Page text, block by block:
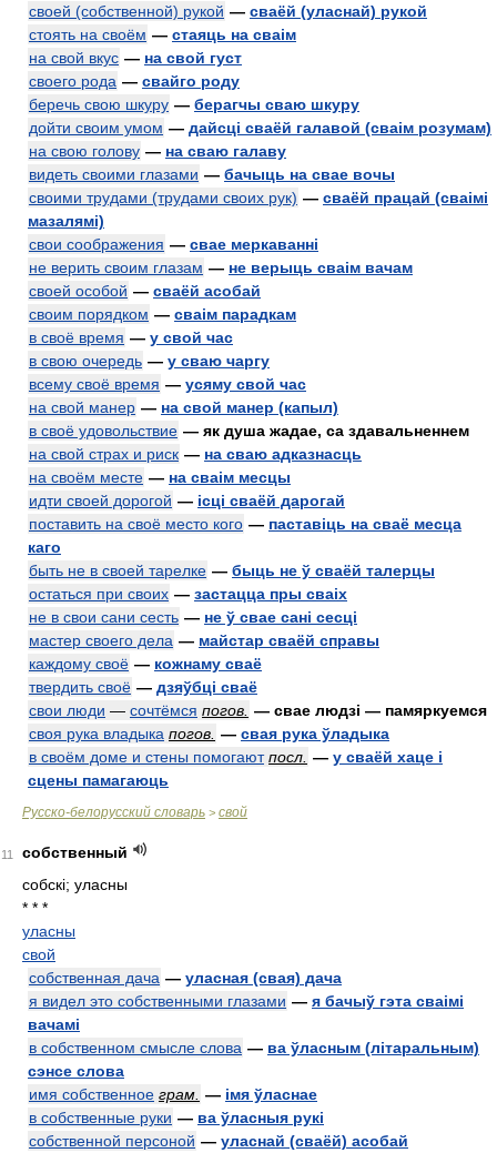
своей (собственной) рукой — сваёй (уласнай) рукой
стоять на своём — стаяць на сваім
на свой вкус — на свой густ
своего рода — свайго роду
беречь свою шкуру — берагчы сваю шкуру
дойти своим умом — дайсці сваёй галавой (сваім розумам)
на свою голову — на сваю галаву
видеть своими глазами — бачыць на свае вочы
своими трудами (трудами своих рук) — сваёй працай (сваімі
мазалямі)
свои соображения — свае меркаванні
не верить своим глазам — не верыць сваім вачам
своей особой — сваёй асобай
своим порядком — сваім парадкам
в своё время — у свой час
в свою очередь — у сваю чаргу
всему своё время — усяму свой час
на свой манер — на свой манер (капыл)
в своё удовольствие — як душа жадае, са здавальненнем
на свой страх и риск — на сваю адказнасць
на своём месте — на сваім месцы
идти своей дорогой — ісці сваёй дарогай
поставить на своё место кого — паставіць на сваё месца
каго
быть не в своей тарелке — быць не ў сваёй талерцы
остаться при своих — застацца пры сваіх
не в свои сани сесть — не ў свае сані сесці
мастер своего дела — майстар сваёй справы
каждому своё — кожнаму сваё
твердить своё — дзяўбці сваё
свои люди — сочтёмся погов. — свае людзі — памяркуемся
своя рука владыка погов. — свая рука ўладыка
в своём доме и стены помогают посл. — у сваёй хаце і
сцены памагаюць
Русско-белорусский словарь > свой
11
собственный
собскі; уласны
* * *
уласны
свой
собственная дача — уласная (свая) дача
я видел это собственными глазами — я бачыў гэта сваімі
вачамі
в собственном смысле слова — ва ўласным (літаральным)
сэнсе слова
имя собственное грам. — імя ўласнае
в собственные руки — ва ўласныя рукі
собственной персоной — уласнай (сваёй) асобай